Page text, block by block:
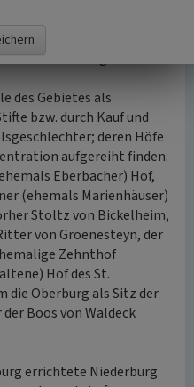
das Gebiet des
der Obergasse bis
bis zur Amselgasse.
des Gebietes als
bzw. durch Kauf und
deren Höfe
aufgereiht finden:
Eberbacher) Hof,
(ehemals Marienhäuser)
Stoltz von Bickelheim,
von Groenesteyn, der
Zehnthof
Hof des St.
Oberburg als Sitz der
Boos von Waldeck
errichtete Niederburg